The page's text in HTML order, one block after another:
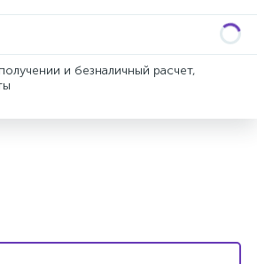
и безналичный расчет,